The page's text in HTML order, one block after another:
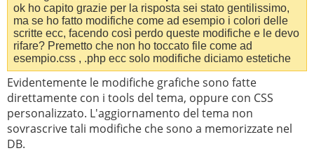
ok ho capito grazie per la risposta sei stato gentilissimo,
ma se ho fatto modifiche come ad esempio i colori delle
scritte ecc, facendo così perdo queste modifiche e le devo
rifare? Premetto che non ho toccato file come ad
esempio.css , .php ecc solo modifiche diciamo estetiche
Evidentemente le modifiche grafiche sono fatte
direttamente con i tools del tema, oppure con CSS
personalizzato. L'aggiornamento del tema non
sovrascrive tali modifiche che sono a memorizzate nel
DB.